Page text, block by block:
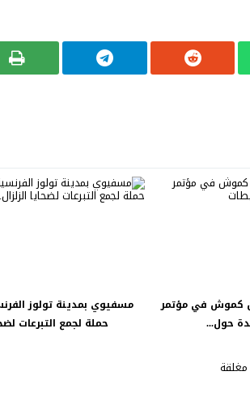
كموش في مؤتمر
حول...
مسفيوي بمدينة تولوز
حملة لجمع التبرعات
مغلقة